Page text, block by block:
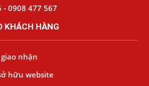
- 0908 477 567
KHÁCH HÀNG
nhận
hữu website